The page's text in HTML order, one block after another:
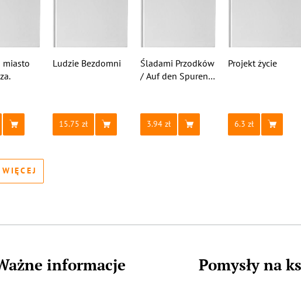
Ludzie Bezdomni
15.75
Śladami Przodków
/ Auf den Spuren
3.94
Projekt życie
6.3
informacje Pomysły na